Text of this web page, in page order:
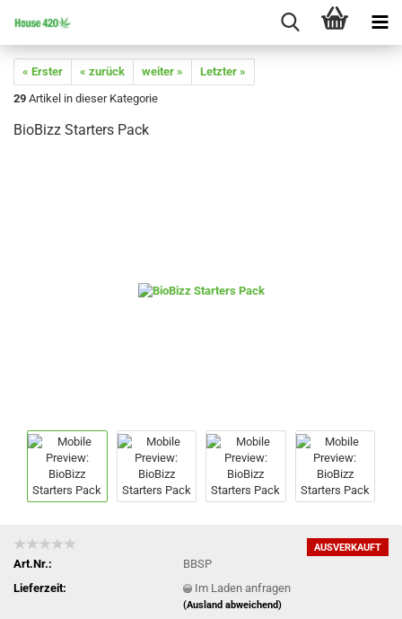
« Erster « zurück weiter »
Letzter »
29 Artikel in dieser Kategorie
BioBizz Starters Pack
AUSVERKAUFT
Art.Nr.:
BBSP
Lieferzeit:
Im Laden anfragen
(Ausland abweichend)